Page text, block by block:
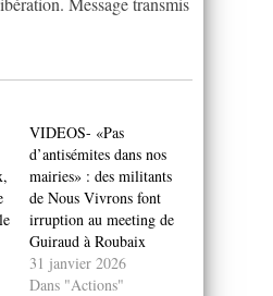
VIDEOS- «Pas
d’antisémites dans nos
mairies» : des militants
de Nous Vivrons font
irruption au meeting de
Guiraud à Roubaix
31 janvier 2026
Dans "Actions"